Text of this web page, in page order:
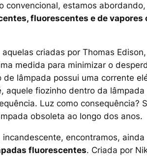
convencional, estamos
fluorescentes e de vapores
criadas por Thomas
medida para minimizar o
lâmpada possui uma corrente
aquele fiozinho dentro da
Luz como consequência?
obsoleta ao longo dos anos.
encontramos,
fluorescentes. Criada por